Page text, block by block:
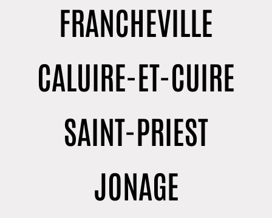
FRANCHEVILLE
CALUIRE-ET-CUIRE
SAINT-PRIEST
JONAGE